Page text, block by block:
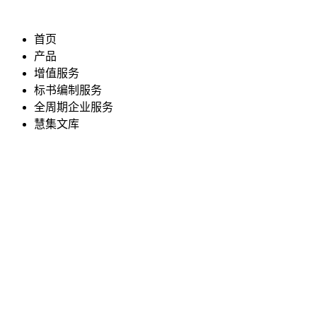
首页
产品
增值服务
标书编制服务
全周期企业服务
慧集文库